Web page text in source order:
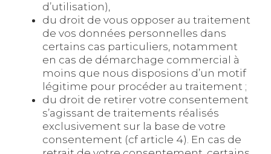
d’utilisation),
du droit de vous opposer au traitement
de vos données personnelles dans
certains cas particuliers, notamment
en cas de démarchage commercial à
moins que nous disposions d’un motif
légitime pour procéder au traitement ;
du droit de retirer votre consentement
s’agissant de traitements réalisés
exclusivement sur la base de votre
consentement (cf article 4). En cas de